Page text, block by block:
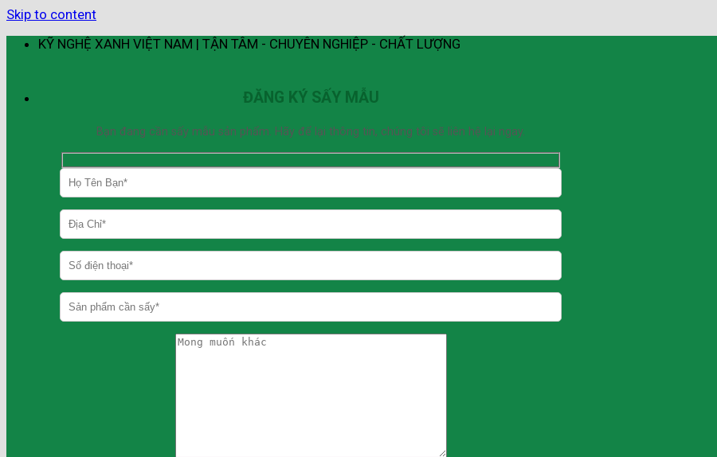
Skip to content
KỸ NGHỆ XANH VIỆT NAM | TẬN TÂM - CHUYÊN NGHIỆP - CHẤT LƯỢNG
ĐĂNG KÝ SẤY MẪU
Bạn đang cần sấy mẫu sản phẩm. Hãy để lại thông tin, chúng tôi sẽ liên hệ lại ngay.